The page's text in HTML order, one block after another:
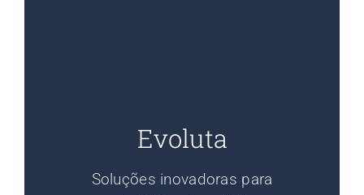
Evoluta
Soluções inovadoras para